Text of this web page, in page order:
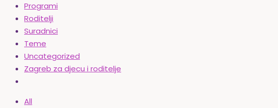
Programi
Roditelji
Suradnici
Teme
Uncategorized
Zagreb za djecu i roditelje
All